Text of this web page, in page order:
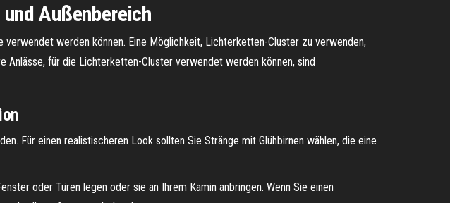
Außenbereich
werden können. Eine Möglichkeit, Lichterketten-Cluster zu verwenden,
Anlässe, für die Lichterketten-Cluster verwendet werden können, sind
Für einen realistischeren Look sollten Sie Stränge mit Glühbirnen wählen, die eine
oder Türen legen oder sie an Ihrem Kamin anbringen. Wenn Sie einen